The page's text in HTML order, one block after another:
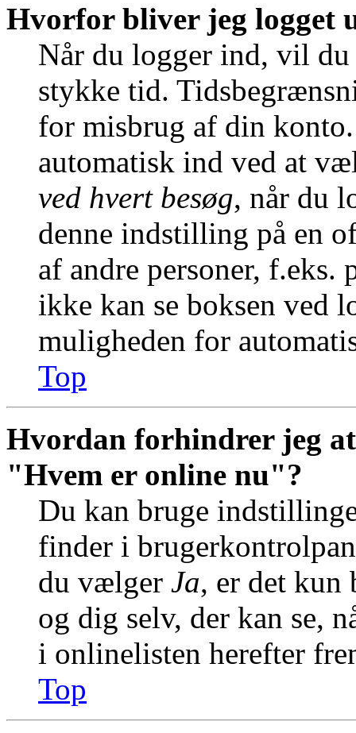
Hvorfor bliver jeg logget
Når du logger ind, vil
stykke tid.
for misbrug af din
automatisk ind ved at
ved hvert besøg, når du
denne indstilling på en
af andre personer,
ikke kan se boksen ved
muligheden for
Top
Hvordan forhindrer jeg
"Hvem er online nu"?
Du kan bruge
finder i
du vælger Ja, er det kun
og dig selv, der kan se,
i onlinelisten herefter
Top